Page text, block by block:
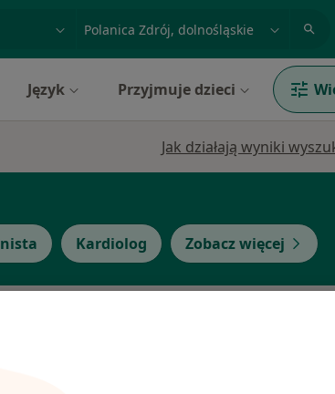
miasto lub dzielnica
Język Przyjmuje dzieci
Jak działają wyniki
Kardiolog Zobacz więcej